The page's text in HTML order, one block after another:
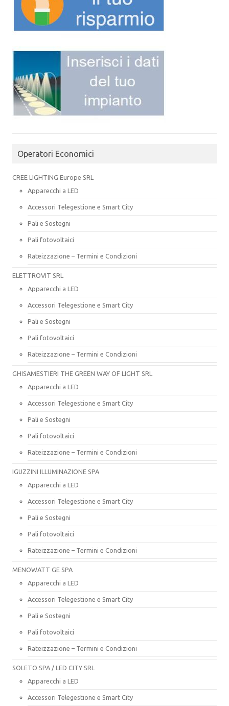
Operatori Economici
CREE LIGHTING Europe SRL
Apparecchi a LED
Accessori Telegestione e Smart City
Pali e Sostegni
Pali fotovoltaici
Rateizzazione – Termini e Condizioni
ELETTROVIT SRL
Apparecchi a LED
Accessori Telegestione e Smart City
Pali e Sostegni
Pali fotovoltaici
Rateizzazione – Termini e Condizioni
GHISAMESTIERI THE GREEN WAY OF LIGHT SRL
Apparecchi a LED
Accessori Telegestione e Smart City
Pali e Sostegni
Pali fotovoltaici
Rateizzazione – Termini e Condizioni
IGUZZINI ILLUMINAZIONE SPA
Apparecchi a LED
Accessori Telegestione e Smart City
Pali e Sostegni
Pali fotovoltaici
Rateizzazione – Termini e Condizioni
MENOWATT GE SPA
Apparecchi a LED
Accessori Telegestione e Smart City
Pali e Sostegni
Pali fotovoltaici
Rateizzazione – Termini e Condizioni
SOLETO SPA / LED CITY SRL
Apparecchi a LED
Accessori Telegestione e Smart City